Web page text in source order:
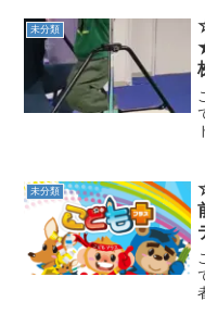
未分類
未分類